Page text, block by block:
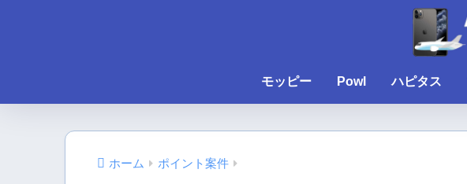
モッピー Powl ハピタス
ホーム ポイント案件